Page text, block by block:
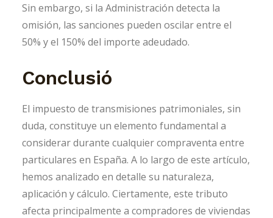
Sin embargo, si la Administración detecta la
omisión, las sanciones pueden oscilar entre el
50% y el 150% del importe adeudado.
Conclusió
El impuesto de transmisiones patrimoniales, sin
duda, constituye un elemento fundamental a
considerar durante cualquier compraventa entre
particulares en España. A lo largo de este artículo,
hemos analizado en detalle su naturaleza,
aplicación y cálculo. Ciertamente, este tributo
afecta principalmente a compradores de viviendas